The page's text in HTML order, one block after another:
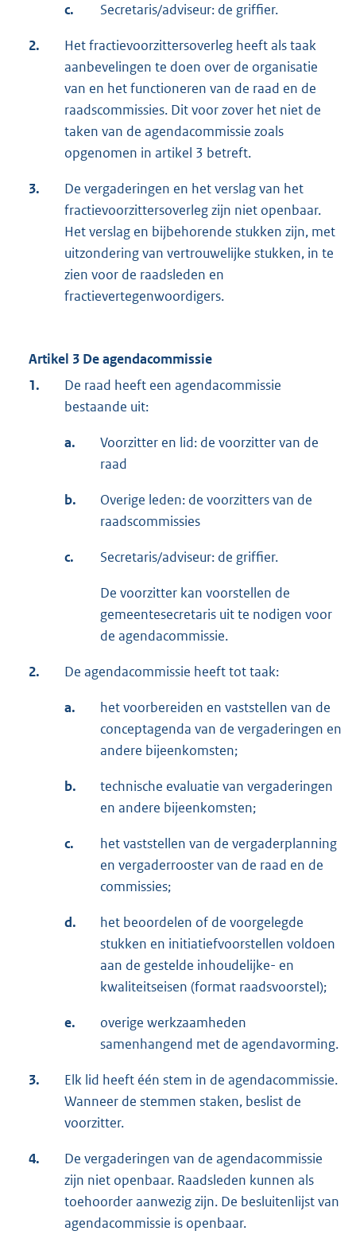
c. Secretaris/adviseur: de griffier.
2.
Het fractievoorzittersoverleg heeft als taak
aanbevelingen te doen over de organisatie
van en het functioneren van de raad en de
raadscommissies. Dit voor zover het niet de
taken van de agendacommissie zoals
opgenomen in artikel 3 betreft.
3.
De vergaderingen en het verslag van het
fractievoorzittersoverleg zijn niet openbaar.
Het verslag en bijbehorende stukken zijn, met
uitzondering van vertrouwelijke stukken, in te
zien voor de raadsleden en
fractievertegenwoordigers.
Artikel 3 De agendacommissie
1.
De raad heeft een agendacommissie
bestaande uit:
a.
Voorzitter en lid: de voorzitter van de
raad
b.
Overige leden: de voorzitters van de
raadscommissies
c. Secretaris/adviseur: de griffier.
De voorzitter kan voorstellen de
gemeentesecretaris uit te nodigen voor
de agendacommissie.
2. De agendacommissie heeft tot taak:
a.
het voorbereiden en vaststellen van de
conceptagenda van de vergaderingen en
andere bijeenkomsten;
b.
technische evaluatie van vergaderingen
en andere bijeenkomsten;
c.
het vaststellen van de vergaderplanning
en vergaderrooster van de raad en de
commissies;
d.
het beoordelen of de voorgelegde
stukken en initiatiefvoorstellen voldoen
aan de gestelde inhoudelijke- en
kwaliteitseisen (format raadsvoorstel);
e.
overige werkzaamheden
samenhangend met de agendavorming.
3.
Elk lid heeft één stem in de agendacommissie.
Wanneer de stemmen staken, beslist de
voorzitter.
4.
De vergaderingen van de agendacommissie
zijn niet openbaar. Raadsleden kunnen als
toehoorder aanwezig zijn. De besluitenlijst van
agendacommissie is openbaar.